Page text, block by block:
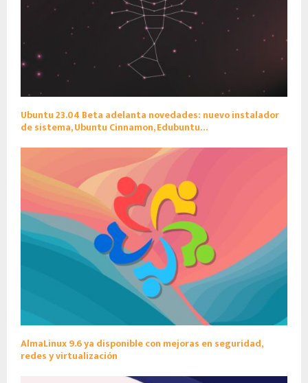
Ubuntu 23.04 Beta adelanta novedades: nuevo instalador
de sistema, Ubuntu Cinnamon, Edubuntu…
AlmaLinux 9.6 ya disponible con mejoras en seguridad,
redes y virtualización